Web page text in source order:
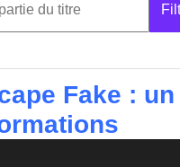
Fake :